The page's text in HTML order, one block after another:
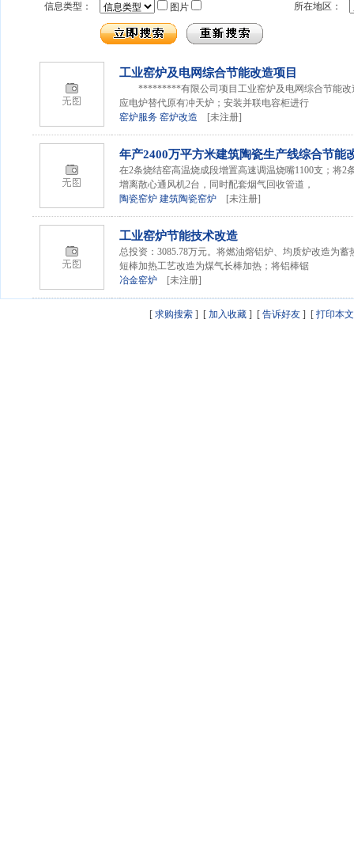
信息类型： 图片 所在地区：
工业窑炉及电网综合节能改造项目
*********有限公司项目工业窑炉及电网综合节能
应电炉替代原有冲天炉；安装并联电容柜进行
窑炉服务 窑炉改造 [未注册]
年产2400万平方米建筑陶瓷生产线综合节能
在2条烧结窑高温烧成段增置高速调温烧嘴1100支；将2
增离散心通风机2台，同时配套烟气回收管道，
陶瓷窑炉 建筑陶瓷窑炉 [未注册]
工业窑炉节能技术改造
总投资：3085.78万元。将燃油熔铝炉、均质炉改造为
短棒加热工艺改造为煤气长棒加热；将铝棒锯
冶金窑炉
[未注册]
[ 求购搜索 ] [ 加入收藏 ] [ 告诉好友 ] [ 打印本文